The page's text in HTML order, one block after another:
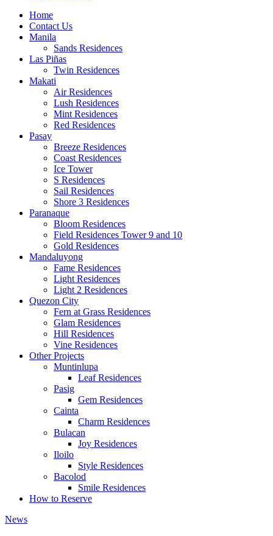
Home
Contact Us
Manila
Sands Residences
Las Piñas
Twin Residences
Makati
Air Residences
Lush Residences
Mint Residences
Red Residences
Pasay
Breeze Residences
Coast Residences
Ice Tower
S Residences
Sail Residences
Shore 3 Residences
Paranaque
Bloom Residences
Field Residences Tower 9 and 10
Gold Residences
Mandaluyong
Fame Residences
Light Residences
Light 2 Residences
Quezon City
Fern at Grass Residences
Glam Residences
Hill Residences
Vine Residences
Other Projects
Muntinlupa
Leaf Residences
Pasig
Gem Residences
Cainta
Charm Residences
Bulacan
Joy Residences
Iloilo
Style Residences
Bacolod
Smile Residences
How to Reserve
News